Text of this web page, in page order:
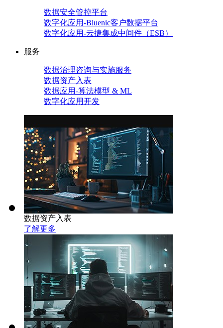
数据安全管控平台
数字化应用-Bluenic客户数据平台
数字化应用-云捷集成中间件（ESB）
服务
数据治理咨询与实施服务
数据资产入表
数据应用-算法模型 & ML
数字化应用开发
数据资产入表
了解更多